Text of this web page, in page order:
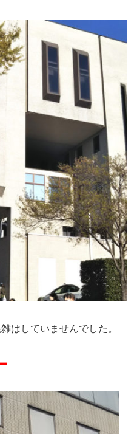
はしていませんでした。